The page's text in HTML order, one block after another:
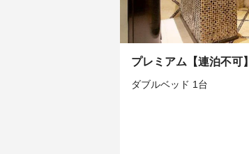
プレミアム【連泊不可】
ダブルベッド 1台